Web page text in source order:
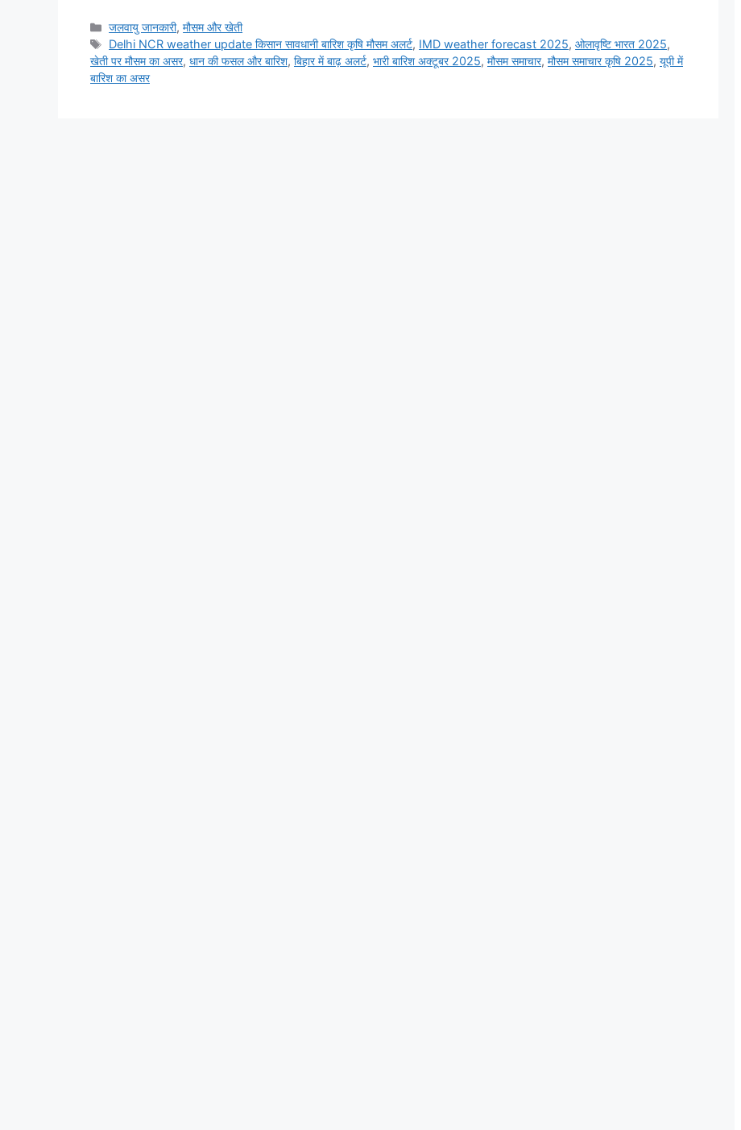
जलवायु जानकारी,मौसम और खेती
Delhi NCR weather update किसान सावधानी बारिश कृषि मौसम अलर्ट, IMD weather forecast 2025,ओलावृष्टि भारत 2025,
खेती पर मौसम का असर, धान की फसल और बारिश, बिहार में बाढ़ अलर्ट, भारी बारिश अक्टूबर 2025, मौसम समाचार, मौसम समाचार कृषि 2025, यूपी में
बारिश का असर